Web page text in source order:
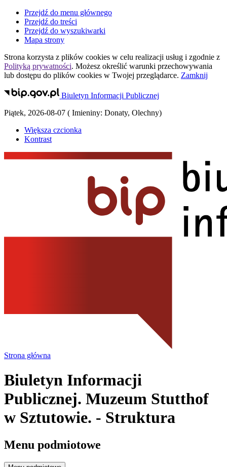
Przejdź do menu głównego
Przejdź do treści
Przejdź do wyszukiwarki
Mapa strony
Strona korzysta z plików cookies w celu realizacji usług i zgodnie z
Polityką prywatności. Możesz określić warunki przechowywania
lub dostępu do plików cookies w Twojej przeglądarce. Zamknij
Biuletyn Informacji Publicznej
Piątek, 2026-08-07 ( Imieniny: Donaty, Olechny)
Większa czcionka
Kontrast
Strona główna
Biuletyn Informacji
Publicznej. Muzeum Stutthof
w Sztutowie. - Struktura
Menu podmiotowe